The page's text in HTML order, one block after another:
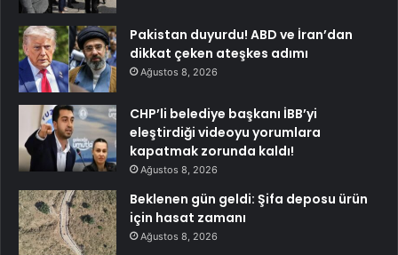
Pakistan duyurdu! ABD ve İran’dan
dikkat çeken ateşkes adımı
Ağustos 8, 2026
CHP’li belediye başkanı İBB’yi
eleştirdiği videoyu yorumlara
kapatmak zorunda kaldı!
Ağustos 8, 2026
Beklenen gün geldi: Şifa deposu ürün
için hasat zamanı
Ağustos 8, 2026